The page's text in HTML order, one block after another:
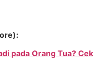
pada Orang Tua? Cek